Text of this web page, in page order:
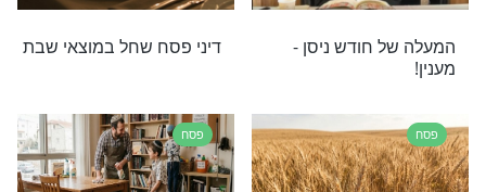
כל כך הרבה דברים שצריך לעשות ואנשים
למי עוזרים קודם? הרב אלימלך בידרמן עונה. צפו